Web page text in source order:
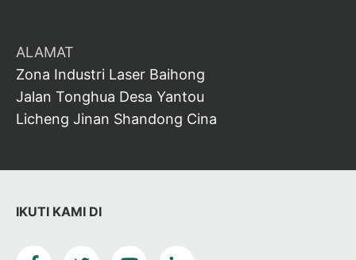
IKUTI KAMI DI
ALAMAT
Zona Industri Laser Baihong
Jalan Tonghua Desa Yantou
Licheng Jinan Shandong Cina